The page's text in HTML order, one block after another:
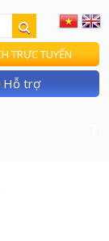
TRỰC TUYẾN
Hỗ trợ